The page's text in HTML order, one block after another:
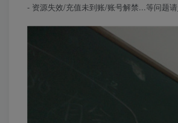
- 资源失效/充值未到账/账号解禁...等问题请